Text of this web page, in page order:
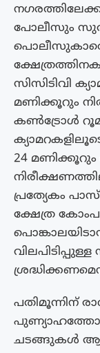
പോലീസും
സിസിടിവി
മണിക്കൂറും
കണ്‍ട്രോള്‍
24 മണിക്കൂറും
പ്രത്യേകം
ക്ഷേത്ര
പതിമൂന്നിന്
ചടങ്ങുകൾ